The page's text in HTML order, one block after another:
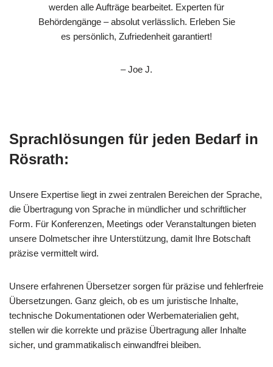
werden alle Aufträge bearbeitet. Experten für
Behördengänge – absolut verlässlich. Erleben Sie
es persönlich, Zufriedenheit garantiert!
– Joe J.
Sprachlösungen für jeden Bedarf in
Rösrath:
Unsere Expertise liegt in zwei zentralen Bereichen der Sprache,
die Übertragung von Sprache in mündlicher und schriftlicher
Form. Für Konferenzen, Meetings oder Veranstaltungen bieten
unsere Dolmetscher ihre Unterstützung, damit Ihre Botschaft
präzise vermittelt wird.
Unsere erfahrenen Übersetzer sorgen für präzise und fehlerfreie
Übersetzungen. Ganz gleich, ob es um juristische Inhalte,
technische Dokumentationen oder Werbematerialien geht,
stellen wir die korrekte und präzise Übertragung aller Inhalte
sicher, und grammatikalisch einwandfrei bleiben.